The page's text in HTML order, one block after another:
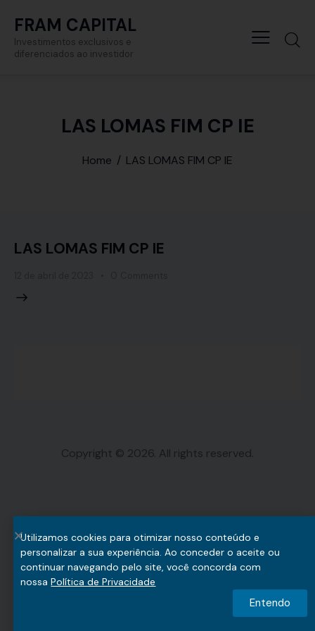
FRAM CAPITAL
Investimentos exclusivos e
diferenciados ao investidor
LAS LOMAS FIM CP IE
Home LAS LOMAS FIM CP IE
LAS LOMAS FIM CP IE
Copyright © 2026. All rights reserved.
Utilizamos cookies para otimizar nosso conteúdo e
personalizar a sua experiência. Ao conceder o aceite ou
continuar navegando pelo site, você concorda com
nossaPolítica de Privacidade
Entendo